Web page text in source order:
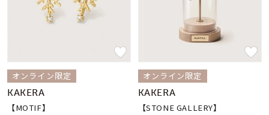
オンライン限定
KAKERA
【MOTIF】
オンライン限定
KAKERA
【STONE GALLERY】